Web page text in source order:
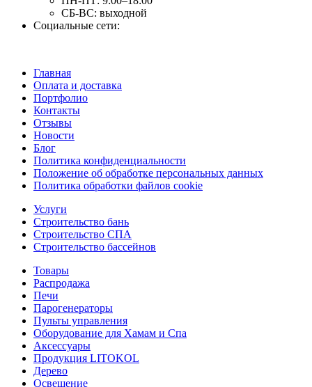
СБ-ВС: выходной
Социальные сети:
Главная
Оплата и доставка
Портфолио
Контакты
Отзывы
Новости
Блог
Политика конфиденциальности
Положение об обработке персональных данных
Политика обработки файлов cookie
Услуги
Строительство бань
Строительство СПА
Строительство бассейнов
Товары
Распродажа
Печи
Парогенераторы
Пульты управления
Оборудование для Хамам и Спа
Аксессуары
Продукция LITOKOL
Дерево
Освещение